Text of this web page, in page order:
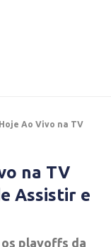
Ao Vivo na TV
na TV
Assistir e
playoffs da